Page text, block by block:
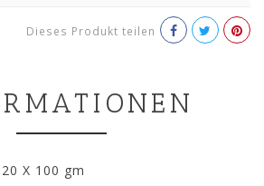
Dieses Produkt teilen
X 100 gm